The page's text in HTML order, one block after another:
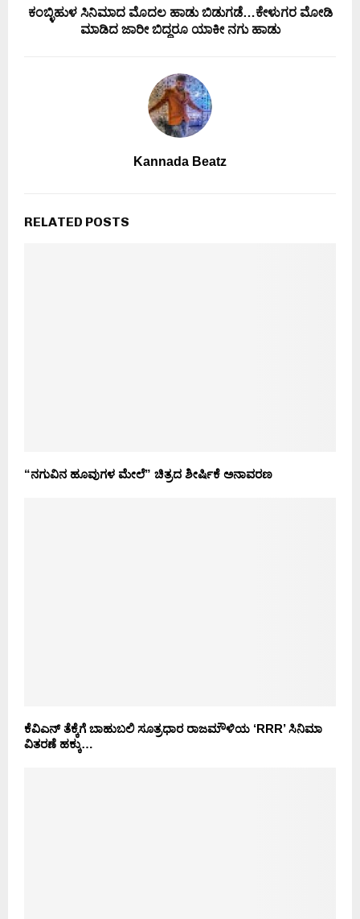
ಕಂಬ್ಳಿಹುಳ ಸಿನಿಮಾದ ಮೊದಲ ಹಾಡು ಬಿಡುಗಡೆ…ಕೇಳುಗರ ಮೋಡಿ
ಮಾಡಿದ ಜಾರೀ ಬಿದ್ದರೂ ಯಾಕೀ ನಗು ಹಾಡು
Kannada Beatz
RELATED POSTS
“ನಗುವಿನ ಹೂವುಗಳ ಮೇಲೆ” ಚಿತ್ರದ ಶೀರ್ಷಿಕೆ ಅನಾವರಣ
ಕೆವಿಎನ್ ತೆಕ್ಕೆಗೆ ಬಾಹುಬಲಿ ಸೂತ್ರಧಾರ ರಾಜಮೌಳಿಯ ‘RRR’ ಸಿನಿಮಾ
ವಿತರಣೆ ಹಕ್ಕು…